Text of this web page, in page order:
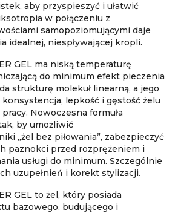
aby przyspieszyć i ułatwić
w połączeniu z
samopoziomującymi daje
idealnej, niespływającej kropli.
GEL ma niską temperaturę
do minimum efekt pieczenia
strukturę molekuł linearną, a jego
lepkość i gęstość żelu
Nowoczesna formuła
by umożliwić
„żel bez piłowania”, zabezpieczyć
paznokci przed rozprężeniem i
usługi do minimum. Szczególnie
uzupełnień i korekt stylizacji.
GEL to żel, który posiada
bazowego, budującego i